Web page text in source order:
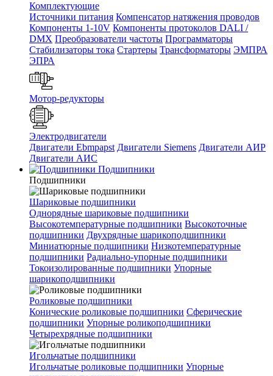
Комплектующие
Источники питания Компенсатор натяжения проводов
Компоненты 1-10V Компоненты протоколов DALI /
DMX Преобразователи частоты Программаторы
Стабилизаторы тока Стартеры Трансформаторы ЭМПРА
ЭПРА
Мотор-редукторы
Электродвигатели
Двигатели Ebmpapst Двигатели Siemens Двигатели АИР
Двигатели АИС
Подшипники
Подшипники
Шариковые подшипники
Однорядные шариковые подшипники
Высокотемпературные подшипники Высокоточные
подшипники Двухрядные шарикоподшипники
Миниатюрные подшипники Низкотемпературные
подшипники Радиально-упорные подшипники
Токоизолированные подшипники Упорные
шарикоподшипники
Роликовые подшипники
Конические роликовые подшипники Сферические
подшипники Упорные роликоподшипники
Четырехрядные подшипники
Игольчатые подшипники
Игольчатые роликовые подшипники Упорные